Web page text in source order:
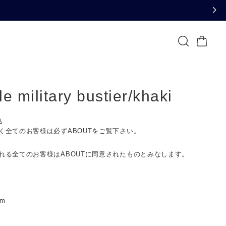
military bustier/khaki
全てのお客様は必ずABOUTをご覧下さい。
る全てのお客様はABOUTに同意されたものとみなします。